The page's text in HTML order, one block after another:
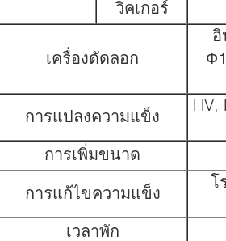
วิคเกอร์
เครื่องดัดลอก
อิ
การแปลงความแข็ง
HV,
การเพิ่มขนาด
การแก้ไขความแข็ง
โ
เวลาพัก